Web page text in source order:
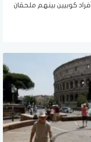
واشنطن تفرض عقوبات على 5 كيانات و8 أفراد كوبيين بينهم ملحقان